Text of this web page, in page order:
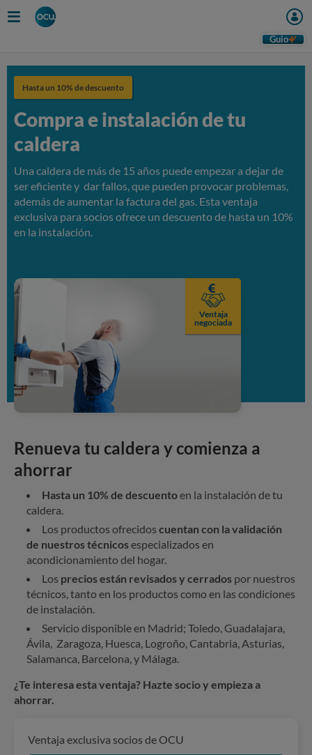
to
Guio
Hasta un 10% de descuento
Compra e instalación de tu
caldera
Una caldera de más de 15 años puede empezar a dejar de
ser eficiente y dar fallos, que pueden provocar problemas,
además de aumentar la factura del gas. Esta ventaja
exclusiva para socios ofrece un descuento de hasta un 10%
en la instalación.
Ventaja
negociada
Renueva tu caldera y comienza a
ahorrar
Hasta un 10% de descuentoen la instalación de tu
caldera.
Los productos ofrecidos cuentan con la validación
de nuestros técnicosespecializados en
acondicionamiento del hogar.
Los precios están revisados y cerrados por nuestros
técnicos, tanto en los productos como en las condiciones
de instalación.
Servicio disponible en Madrid; Toledo, Guadalajara,
Ávila, Zaragoza, Huesca, Logroño, Cantabria, Asturias,
Salamanca, Barcelona, y Málaga.
¿Te interesa esta ventaja? Hazte socio y empieza a
ahorrar.
Ventaja exclusiva socios de OCU